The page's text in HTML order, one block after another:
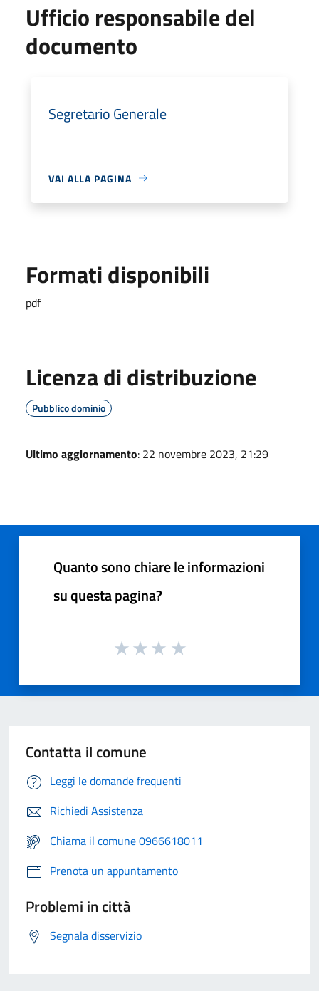
Ufficio responsabile del
documento
Segretario Generale
VAI ALLA PAGINA
Formati disponibili
pdf
Licenza di distribuzione
Pubblico dominio
Ultimo aggiornamento: 22 novembre 2023, 21:29
Quanto sono chiare le informazioni
su questa pagina?
Contatta il comune
Leggi le domande frequenti
Richiedi Assistenza
Chiama il comune 0966618011
Prenota un appuntamento
Problemi in città
Segnala disservizio